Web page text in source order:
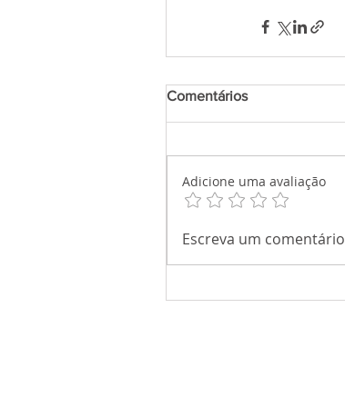
Comentários
Adicione uma avaliação
Escreva um comentário